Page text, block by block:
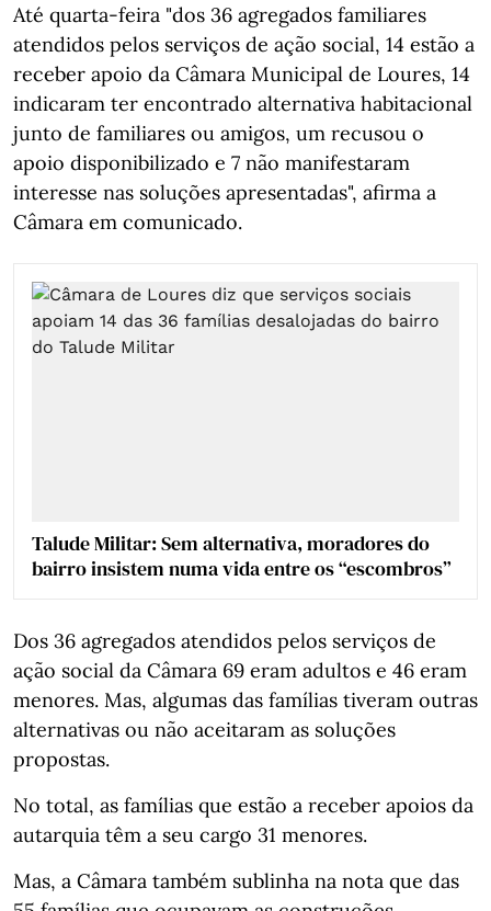
Até quarta-feira "dos 36 agregados familiares
atendidos pelos serviços de ação social, 14 estão a
receber apoio da Câmara Municipal de Loures, 14
indicaram ter encontrado alternativa habitacional
junto de familiares ou amigos, um recusou o
apoio disponibilizado e 7 não manifestaram
interesse nas soluções apresentadas", afirma a
Câmara em comunicado.
Talude Militar: Sem alternativa, moradores do
bairro insistem numa vida entre os “escombros”
Dos 36 agregados atendidos pelos serviços de
ação social da Câmara 69 eram adultos e 46 eram
menores. Mas, algumas das famílias tiveram outras
alternativas ou não aceitaram as soluções
propostas.
No total, as famílias que estão a receber apoios da
autarquia têm a seu cargo 31 menores.
Mas, a Câmara também sublinha na nota que das